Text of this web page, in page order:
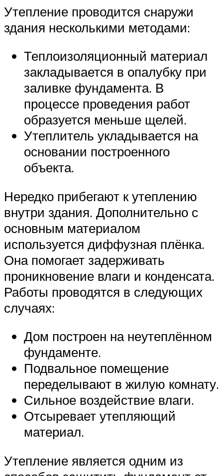
Утепление проводится снаружи
здания несколькими методами:
Теплоизоляционный материал
закладывается в опалубку при
заливке фундамента. В
процессе проведения работ
образуется меньше щелей.
Утеплитель укладывается на
основании построенного
объекта.
Нередко прибегают к утеплению
внутри здания. Дополнительно с
основным материалом
используется диффузная плёнка.
Она помогает задерживать
проникновение влаги и конденсата.
Работы проводятся в следующих
случаях:
Дом построен на неутеплённом
фундаменте.
Подвальное помещение
переделывают в жилую комнату.
Сильное воздействие влаги.
Отсыревает утепляющий
материал.
Утепление является одним из